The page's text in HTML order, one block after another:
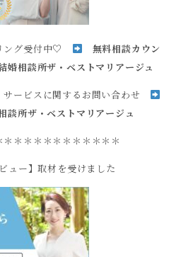
ング受付中♡
無料相談カウン
婚相談所ザ・ベストマリアージュ
サービスに関するお問い合わせ
談所ザ・ベストマリアージュ
＊＊＊＊＊＊＊＊＊＊＊
ュー】取材を受けました